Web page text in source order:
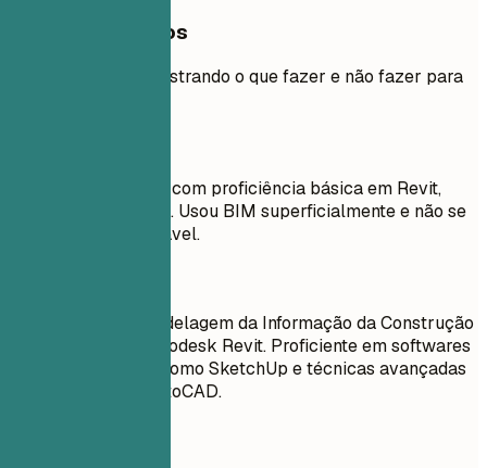
Exemplos práticos
Exemplo prático mostrando o que fazer e não fazer para
Arquiteta detalhista com proficiência básica em Revit,
SketchUp, AutoCAD. Usou BIM superficialmente e não se
sente muito confortável.
Experiência em Modelagem da Informação da Construção
(BIM) utilizando Autodesk Revit. Proficiente em softwares
de modelagem 3D como SketchUp e técnicas avançadas
de desenho com AutoCAD.